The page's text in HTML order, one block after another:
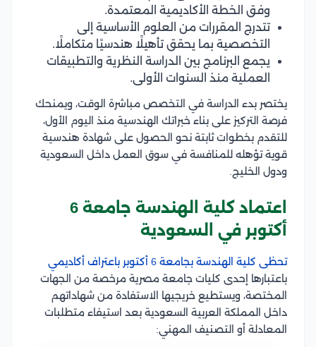
وفق الخطة الأكاديمية المعتمدة.
تتدرج المقررات من العلوم الأساسية إلى
التخصصية بما يحقق تأهيلًا هندسيًا متكاملًا.
يجمع البرنامج بين الدراسة النظرية والتطبيقات
العملية منذ السنوات الأولى.
يختصر بدء الدراسة في التخصص مباشرة الوقت، ويمنحك
فرصة التركيز على بناء خبراتك الهندسية منذ اليوم الأول،
للتقدم بخطوات ثابتة نحو الحصول على شهادة هندسية
قوية تؤهله للمنافسة في سوق العمل داخل السعودية
ودول الخليج.
اعتماد كلية الهندسة جامعة 6
أكتوبر في السعودية
تحظى كلية الهندسة بجامعة 6 أكتوبر باعتراف أكاديمي
باعتبارها إحدى كليات جامعة مصرية مرخصة من الجهات
المختصة، ويستطيع خريجيها الاستفادة من شهاداتهم
داخل المملكة العربية السعودية بعد استيفاء متطلبات
المعادلة أو التصنيف المهني: